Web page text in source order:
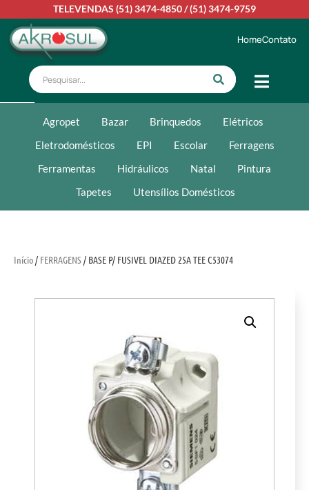
TELEVENDAS (51) 3474-4850/(51) 3474-9759
HomeContato
Agropet Bazar Brinquedos
Elétricos
Eletrodomésticos
EPI Escolar
Ferragens
Ferramentas
Hidráulicos Natal
Pintura
Tapetes
Utensílios Domésticos
Início/ FERRAGENS/ BASE P/ FUSIVEL DIAZED 25A TEE C53074